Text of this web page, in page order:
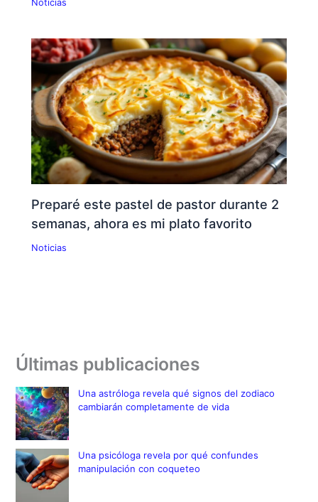
Noticias
Preparé este pastel de pastor durante 2
semanas, ahora es mi plato favorito
Noticias
Últimas publicaciones
Una astróloga revela qué signos del zodiaco
cambiarán completamente de vida
Una psicóloga revela por qué confundes
manipulación con coqueteo